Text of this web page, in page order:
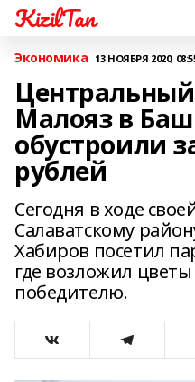
KizilTan
Экономика 13 НОЯБРЯ 2020,
Центральный
Малояз в
обустроили
рублей
Сегодня в ходе
Салаватскому
Хабиров посетил
где возложил
победителю.